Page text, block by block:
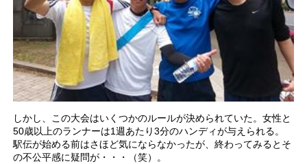
しかし、この大会はいくつかのルールが決められていた。女性と
50歳以上のランナーは1週あたり3分のハンディが与えられる。
駅伝が始める前はさほど気にならなかったが、終わってみるとそ
の不公平感に疑問が・・・（笑）。